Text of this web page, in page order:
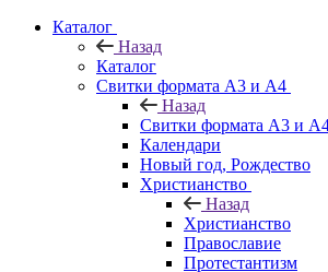
Каталог
Назад
Каталог
Свитки формата А3 и А4
Назад
Свитки формата А3 и
Календари
Новый год, Рождество
Христианство
Назад
Христианство
Православие
Протестантизм